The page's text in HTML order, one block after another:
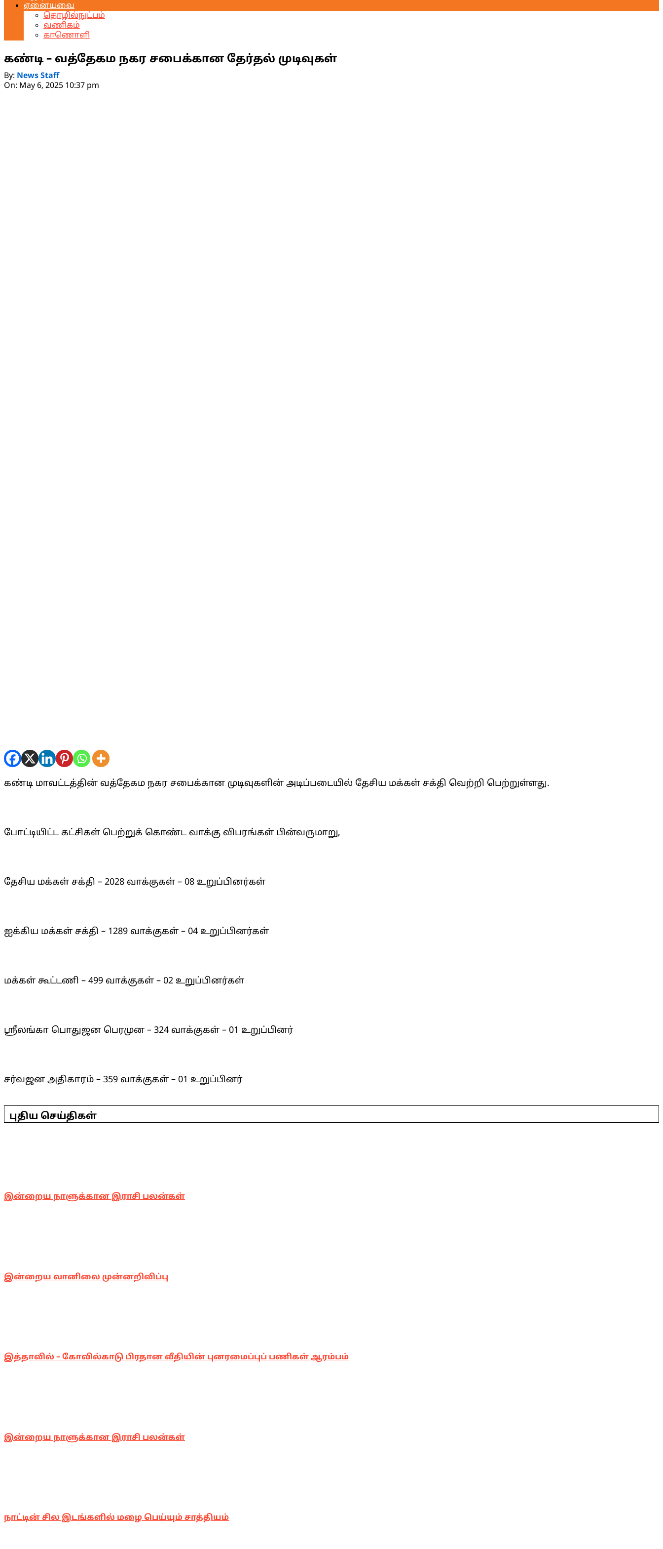
ஏனையவை
தொழில்நுட்பம்
வணிகம்
காணொளி
கண்டி – வத்தேகம நகர சபைக்கான தேர்தல் முடிவுகள்
By: News Staff
On: May 6, 2025 10:37 pm
கண்டி மாவட்டத்தின் வத்தேகம நகர சபைக்கான முடிவுகளின் அடிப்படையில் தேசிய மக்கள் சக்தி வெற்றி பெற்றுள்ளது.
போட்டியிட்ட கட்சிகள் பெற்றுக் கொண்ட வாக்கு விபரங்கள் பின்வருமாறு,
தேசிய மக்கள் சக்தி – 2028 வாக்குகள் – 08 உறுப்பினர்கள்
ஐக்கிய மக்கள் சக்தி – 1289 வாக்குகள் – 04 உறுப்பினர்கள்
மக்கள் கூட்டணி – 499 வாக்குகள் – 02 உறுப்பினர்கள்
ஸ்ரீலங்கா பொதுஜன பெரமுன – 324 வாக்குகள் – 01 உறுப்பினர்
சர்வஜன அதிகாரம் – 359 வாக்குகள் – 01 உறுப்பினர்
05-
06புதிய செய்திகள்
இன்றைய நாளுக்கான இராசி பலன்கள்
இன்றைய வானிலை முன்னறிவிப்பு
இத்தாவில் – கோவில்காடு பிரதான வீதியின் புனரமைப்புப் பணிகள் ஆரம்பம்
இன்றைய நாளுக்கான இராசி பலன்கள்
நாட்டின் சில இடங்களில் மழை பெய்யும் சாத்தியம்